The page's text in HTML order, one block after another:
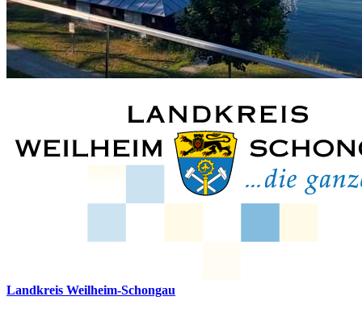
Landkreis Weilheim-Schongau